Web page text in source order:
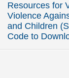
Resources for
Violence
and Children
Code to